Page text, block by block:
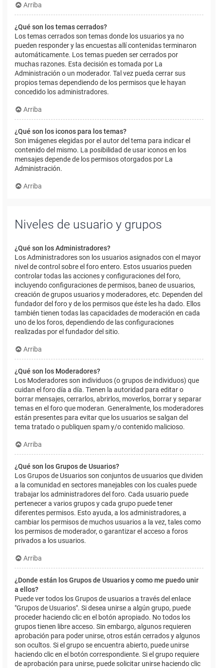
Arriba
¿Qué son los temas cerrados?
Los temas cerrados son temas donde los usuarios ya no
pueden responder y las encuestas allí contenidas terminaron
automáticamente. Los temas pueden ser cerrados por
muchas razones. Esta decisión es tomada por La
Administración o un moderador. Tal vez pueda cerrar sus
propios temas dependiendo de los permisos que le hayan
concedido los administradores.
Arriba
¿Qué son los iconos para los temas?
Son imágenes elegidas por el autor del tema para indicar el
contenido del mismo. La posibilidad de usar iconos en los
mensajes depende de los permisos otorgados por La
Administración.
Arriba
Niveles de usuario y grupos
¿Qué son los Administradores?
Los Administradores son los usuarios asignados con el mayor
nivel de control sobre el foro entero. Estos usuarios pueden
controlar todas las acciones y configuraciones del foro,
incluyendo configuraciones de permisos, baneo de usuarios,
creación de grupos usuarios y moderadores, etc. Dependen del
fundador del foro y de los permisos que éste les ha dado. Ellos
también tienen todas las capacidades de moderación en cada
uno de los foros, dependiendo de las configuraciones
realizadas por el fundador del sitio.
Arriba
¿Qué son los Moderadores?
Los Moderadores son individuos (o grupos de individuos) que
cuidan el foro día a día. Tienen la autoridad para editar o
borrar mensajes, cerrarlos, abrirlos, moverlos, borrar y separar
temas en el foro que moderan. Generalmente, los moderadores
están presentes para evitar que los usuarios se salgan del
tema tratado o publiquen spam y/o contenido malicioso.
Arriba
¿Qué son los Grupos de Usuarios?
Los Grupos de Usuarios son conjuntos de usuarios que dividen
a la comunidad en sectores manejables con los cuales puede
trabajar los administradores del foro. Cada usuario puede
pertenecer a varios grupos y cada grupo puede tener
diferentes permisos. Esto ayuda, a los administradores, a
cambiar los permisos de muchos usuarios a la vez, tales como
los permisos de moderador, o garantizar el acceso a foros
privados a los usuarios.
Arriba
¿Donde están los Grupos de Usuarios y como me puedo unir
a ellos?
Puede ver todos los Grupos de usuarios a través del enlace
"Grupos de Usuarios". Si desea unirse a algún grupo, puede
proceder haciendo clic en el botón apropiado. No todos los
grupos tienen libre acceso. Sin embargo, algunos requieren
aprobación para poder unirse, otros están cerrados y algunos
son ocultos. Si el grupo se encuentra abierto, puede unirse
haciendo clic en el botón correspondiente. Si el grupo requiere
de aprobación para unirse, puede solicitar unirse haciendo clic